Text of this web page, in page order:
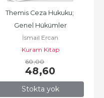
Stokta yok
Themis Ceza Hukuku;
Genel Hükümler
İsmail Ercan
Kuram Kitap
60,00
48,60